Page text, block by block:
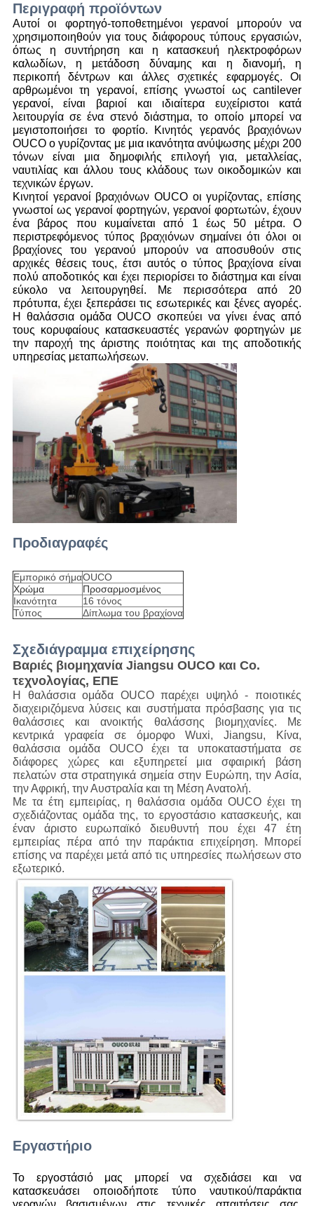
Περιγραφή προϊόντων
Αυτοί οι φορτηγό-τοποθετημένοι γερανοί μπορούν να
χρησιμοποιηθούν για τους διάφορους τύπους εργασιών,
όπως η συντήρηση και η κατασκευή ηλεκτροφόρων
καλωδίων, η μετάδοση δύναμης και η διανομή, η
περικοπή δέντρων και άλλες σχετικές εφαρμογές. Οι
αρθρωμένοι τη γερανοί, επίσης γνωστοί ως cantilever
γερανοί, είναι βαριοί και ιδιαίτερα ευχείριστοι κατά
λειτουργία σε ένα στενό διάστημα, το οποίο μπορεί να
μεγιστοποιήσει το φορτίο. Κινητός γερανός βραχιόνων
OUCO ο γυρίζοντας με μια ικανότητα ανύψωσης μέχρι 200
τόνων είναι μια δημοφιλής επιλογή για, μεταλλείας,
ναυτιλίας και άλλου τους κλάδους των οικοδομικών και
τεχνικών έργων.
Κινητοί γερανοί βραχιόνων OUCO οι γυρίζοντας, επίσης
γνωστοί ως γερανοί φορτηγών, γερανοί φορτωτών, έχουν
ένα βάρος που κυμαίνεται από 1 έως 50 μέτρα. Ο
περιστρεφόμενος τύπος βραχιόνων σημαίνει ότι όλοι οι
βραχίονες του γερανού μπορούν να αποσυθούν στις
αρχικές θέσεις τους, έτσι αυτός ο τύπος βραχίονα είναι
πολύ αποδοτικός και έχει περιορίσει το διάστημα και είναι
εύκολο να λειτουργηθεί. Με περισσότερα από 20
πρότυπα, έχει ξεπεράσει τις εσωτερικές και ξένες αγορές.
Η θαλάσσια ομάδα OUCO σκοπεύει να γίνει ένας από
τους κορυφαίους κατασκευαστές γερανών φορτηγών με
την παροχή της άριστης ποιότητας και της αποδοτικής
υπηρεσίας μεταπωλήσεων.
Προδιαγραφές
Εμπορικό σήμαOUCO
Χρώμα
Προσαρμοσμένος
Ικανότητα
16 τόνος
Τύπος
Δίπλωμα του βραχίονα
Σχεδιάγραμμα επιχείρησης
Βαριές βιομηχανία Jiangsu OUCO και Co.
τεχνολογίας, ΕΠΕ
Η θαλάσσια ομάδα OUCO παρέχει υψηλό - ποιοτικές
διαχειριζόμενα λύσεις και συστήματα πρόσβασης για τις
θαλάσσιες και ανοικτής θαλάσσης βιομηχανίες. Με
κεντρικά γραφεία σε όμορφο Wuxi, Jiangsu, Κίνα,
θαλάσσια ομάδα OUCO έχει τα υποκαταστήματα σε
διάφορες χώρες και εξυπηρετεί μια σφαιρική βάση
πελατών στα στρατηγικά σημεία στην Ευρώπη, την Ασία,
την Αφρική, την Αυστραλία και τη Μέση Ανατολή.
Με τα έτη εμπειρίας, η θαλάσσια ομάδα OUCO έχει τη
σχεδιάζοντας ομάδα της, το εργοστάσιο κατασκευής, και
έναν άριστο ευρωπαϊκό διευθυντή που έχει 47 έτη
εμπειρίας πέρα από την παράκτια επιχείρηση. Μπορεί
επίσης να παρέχει μετά από τις υπηρεσίες πωλήσεων στο
εξωτερικό.
Εργαστήριο
Το εργοστάσιό μας μπορεί να σχεδιάσει και να
κατασκευάσει οποιοδήποτε τύπο ναυτικού/παράκτια